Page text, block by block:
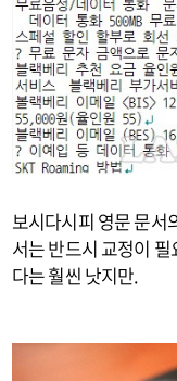
보시다시피 영문 문서
서는 반드시 교정이
다는 훨씬 낫지만.